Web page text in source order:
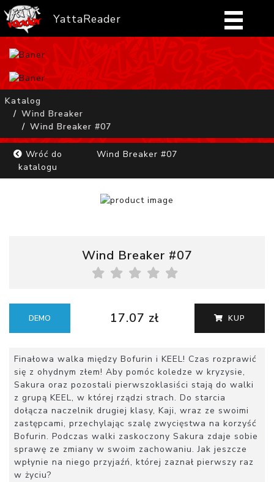
YattaReader
Home
FAQ
Mangi
Katalog
Wind Breaker
Wind Breaker #07
Wróć do
katalogu
Wind Breaker #07
Wind Breaker #07
DEMO 17.07 zł KUP
Finałowa walka między Bofurin i KEEL! Czas rozprawić
się z ohydnym złem! Aby pomóc koledze w kryzysie,
Sakura oraz pozostali pierwszoklasiści stają do walki
z grupą KEEL, w której rządzi strach. Do starcia
dołącza naczelnik drugiej klasy, Kaji, wraz ze swoimi
zastępcami, przechylając szalę zwycięstwa na korzyść
Bofurin. Podczas walki zaskoczony Sakura zdaje sobie
sprawę ze zmiany w swoim zachowaniu. Jak jeszcze
wpłynie na niego przyjaźń, której zaznał pierwszy raz
w życiu?